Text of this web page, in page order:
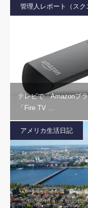
管理人レポート（スク
テレビで「Amazonプ
「Fire TV …
アメリカ生活日記